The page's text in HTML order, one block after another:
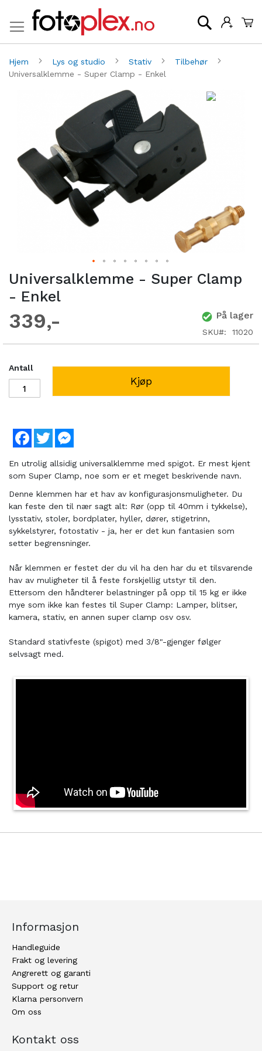
Søk
Hjem Lys og studio Stativ
Tilbehør
Universalklemme - Super Clamp - Enkel
Universalklemme - Super Clamp
- Enkel
339 På lager
SKU 11020
Antall
Kjøp
Facebook
Twitter
En utrolig allsidig universalklemme med spigot. Er mest kjent
som Super Clamp, noe som er et meget beskrivende navn.
Denne klemmen har et hav av konfigurasjonsmuligheter. Du
kan feste den til nær sagt alt: Rør (opp til 40mm i tykkelse),
lysstativ, stoler, bordplater, hyller, dører, stigetrinn,
sykkelstyrer, fotostativ - ja, her er det kun fantasien som
setter begrensninger.
Når klemmen er festet der du vil ha den har du et tilsvarende
hav av muligheter til å feste forskjellig utstyr til den.
Ettersom den håndterer belastninger på opp til 15 kg er ikke
mye som ikke kan festes til Super Clamp: Lamper, blitser,
kamera, stativ, en annen super clamp osv osv.
Standard stativfeste (spigot) med 3/8"-gjenger følger
selvsagt med.
Informasjon
Handleguide
Frakt og levering
Angrerett og garanti
Support og retur
Klarna personvern
Om oss
Kontakt oss